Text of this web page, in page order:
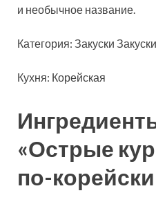
и необычное название.
Категория: Закуски
Кухня: Корейская
«Острые
по-